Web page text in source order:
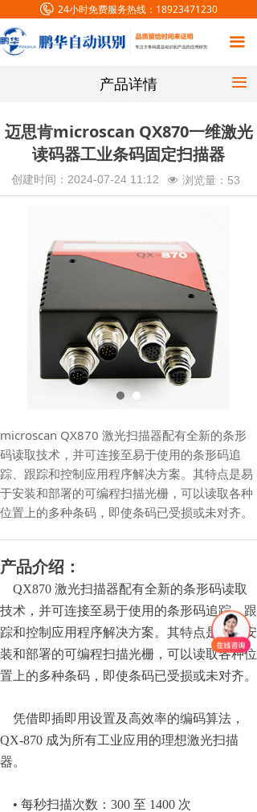
끀
首页
条码解决方案
客户案例
新闻中心
关于我们
在线留言
24小时免费服务热线： 18923471230
产品详情 끀
迈思肯microscan QX870一维激光
读码器工业条码固定扫描器
创建时间： 2024-07-24 11:12 넶 浏览量： 53
产品介绍：
QX870 激光扫描器配有全新的条形码读取
技术，并可连接至易于使用的条形码追踪、跟
踪和控制应用程序解决方案。其特点是易于安
装和部署的可编程扫描光栅，可以读取各种位
置上的多种条码，即使条码已受损或未对齐。
凭借即插即用设置及高效率的编码算法，
QX-870 成为所有工业应用的理想激光扫描
器。
• 每秒扫描次数：300 至 1400 次
microscan QX870 激光扫描器配有全新的条形
码读取技术，并可连接至易于使用的条形码追
踪、跟踪和控制应用程序解决方案。其特点是易
于安装和部署的可编程扫描光栅，可以读取各种
位置上的多种条码，即使条码已受损或未对齐。